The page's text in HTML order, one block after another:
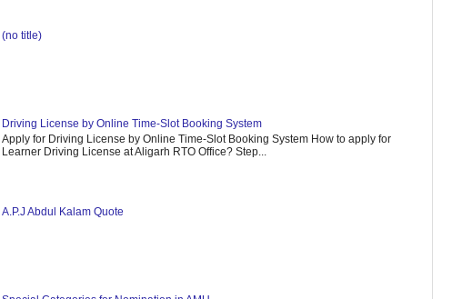
(no title)
Driving License by Online Time-Slot Booking System
Apply for Driving License by Online Time-Slot Booking System How to apply for
Learner Driving License at Aligarh RTO Office? Step...
A.P.J Abdul Kalam Quote